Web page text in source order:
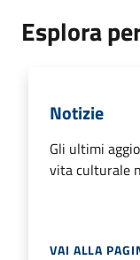
Esplora
Notizie
Gli ultimi
vita culturale
VAI ALLA